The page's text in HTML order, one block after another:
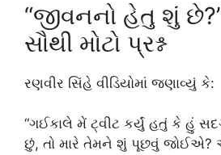
“જીવનનો હેતુ શું
સૌથી મોટો પ્રશ્ન
રણવીર સિંહે વીડિયોમાં જણાવ્યું કે:
“ગઈકાલે મેં ટ્વીટ કર્યું હતું કે હું
છું, તો મારે તેમને શું પૂછવું જોઈએ?